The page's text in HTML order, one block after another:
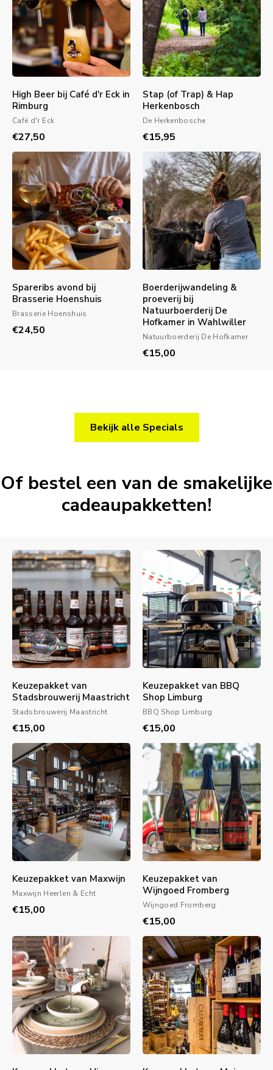
Café d'r Eck
High Beer bij Café d'r Eck in
Rimburg
€27,50
De Herkenbosche
Stap (of Trap) & Hap
Herkenbosch
€15,95
Brasserie Hoenshuis
Spareribs avond bij
Brasserie Hoenshuis
€24,50 Natuurboerderij De Hofkamer
Boerderijwandeling &
proeverij bij
Natuurboerderij De
Hofkamer in Wahlwiller
€15,00
Bekijk alle Specials
Of bestel een van de smakelijke
cadeaupakketten!
Stadsbrouwerij Maastricht
Keuzepakket van
Stadsbrouwerij Maastricht
€15,00
BBQ Shop Limburg
Keuzepakket van BBQ
Shop Limburg
€15,00
Maxwijn Heerlen & Echt
Keuzepakket van Maxwijn
€15,00 Wijngoed Fromberg
Keuzepakket van
Wijngoed Fromberg
€15,00